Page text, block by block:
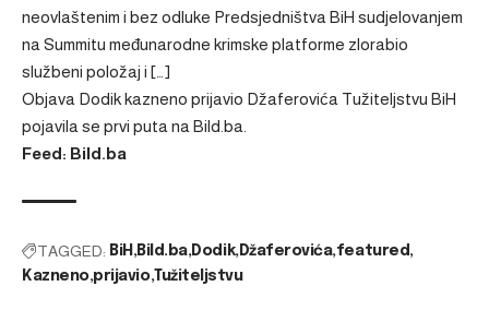
neovlaštenim i bez odluke Predsjedništva BiH sudjelovanjem
na Summitu međunarodne krimske platforme zlorabio
službeni položaj i […]
Objava Dodik kazneno prijavio Džaferovića Tužiteljstvu BiH
pojavila se prvi puta na Bild.ba
Feed: Bild.ba
TAGGED: BiH Bild.ba Dodik Džaferovića featured
Kazneno prijavio Tužiteljstvu